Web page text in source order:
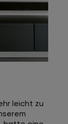
leicht zu